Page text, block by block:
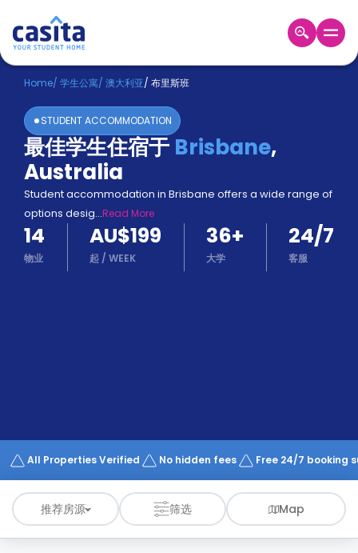
Home ZH AUD
登
入
Booking
Accommodation
About
Blog
Refer
And
Become
Works
Home/ 学生公寓/ 澳大利亚/ 布里斯班
STUDENT ACCOMMODATION
最佳学生住宿于 Brisbane,
Australia
Student accommodation in Brisbane offers a wide range of
options desig...Read More
14
物业
AU$199
起 / WEEK
36+
大学
24/7
客服
All Properties Verified No hidden fees Free 24/7 booking
推荐房源 筛选 Map